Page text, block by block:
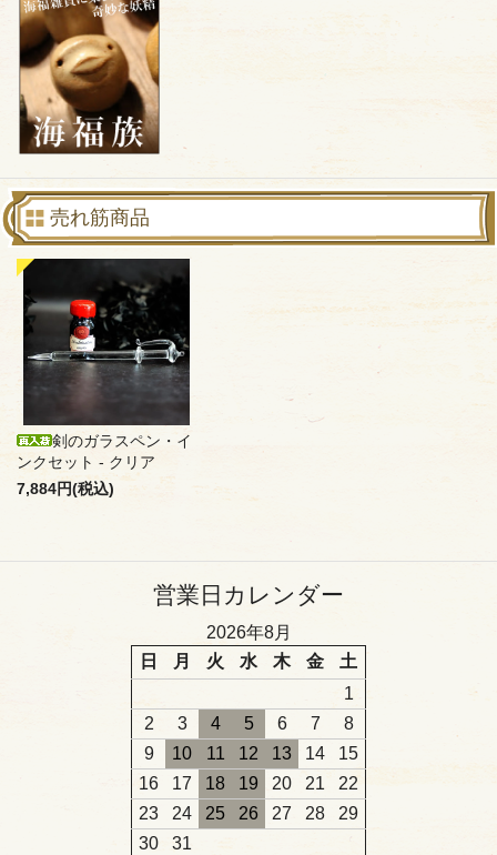
売れ筋商品
剣のガラスペン・イ
ンクセット - クリア
7,884円(税込)
営業日カレンダー
2026年8月
日
月 火 水 木 金
土
1
2
3 4 5 6 7
8
9
10 11 12 13 14
15
16
17 18 19 20 21
22
23
24 25 26 27 28
29
30
31